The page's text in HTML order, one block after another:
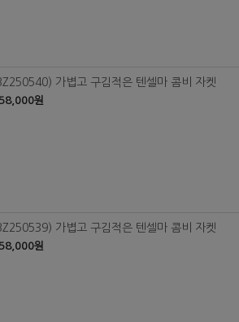
가볍고 구김적은 텐셀마 콤비 자켓
원
가볍고 구김적은 텐셀마 콤비 자켓
원